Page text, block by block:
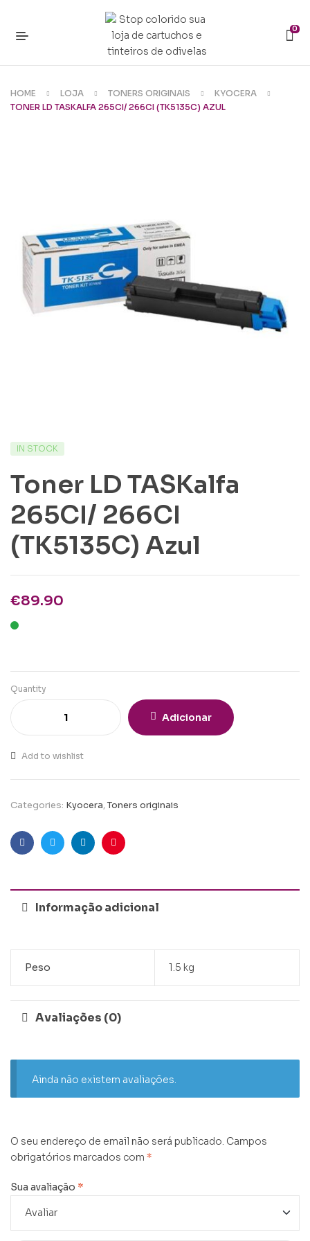
0
HOME LOJA TONERS ORIGINAIS
KYOCERA
TONER LD TASKALFA 265CI/ 266CI (TK5135C) AZUL
IN STOCK
Toner LD TASKalfa
265CI/ 266CI
(TK5135C) Azul
€89.90
Quantity
Adicionar
Add to wishlist
Categories: Kyocera,Toners originais
FacebookTwitterLinkedinPinterest
Informação adicional
Peso 1.5 kg
Avaliações (0)
Ainda não existem avaliações.
O seu endereço de email não será publicado. Campos
obrigatórios marcados com *
Sua avaliação *